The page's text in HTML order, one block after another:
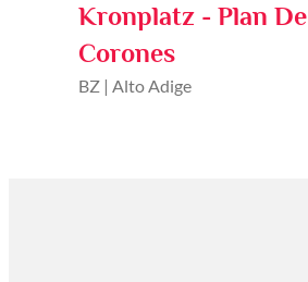
Kronplatz - Plan De
Corones
BZ | Alto Adige